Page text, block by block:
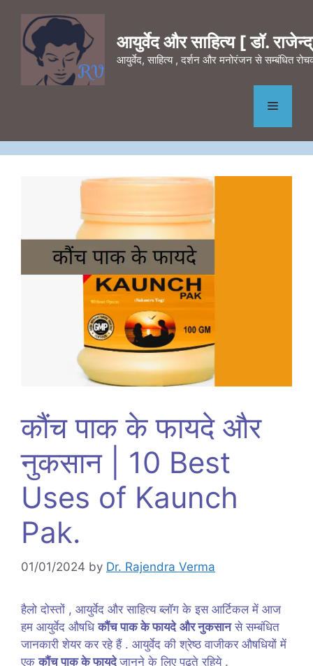
content
आयुर्वेद और साहित्य [ डॉ.
आयुर्वेद, साहित्य , दर्शन और मनोरंजन से सम्बंधित
Menu
कौंच पाक के फायदे और
नुकसान | 10 Best
Uses of Kaunch
Pak.
01/01/2024 by Dr. Rajendra Verma
हैलो दोस्तों , आयुर्वेद और साहित्य ब्लॉग के इस आर्टिकल में आज
हम आयुर्वेद औषधिकौंच पाक के फायदे और नुकसानसे सम्बंधित
जानकारी शेयर कर रहे हैं . आयुर्वेद की श्रेष्ठ वाजीकर औषधियों में
एककौंच पाक के फायदेजानने के लिए पढ़ते रहिये .